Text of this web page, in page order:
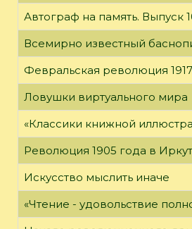
Автограф на память. Выпуск
Всемирно известный
Февральская революция
Ловушки виртуального мира
«Классики книжной
Революция 1905 года в
Искусство мыслить иначе
«Чтение - удовольствие